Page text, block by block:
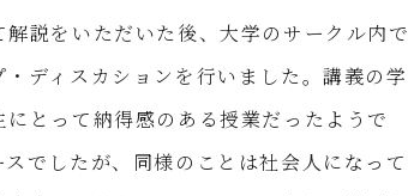
説をいただいた後、大学のサークル内で
ディスカションを行いました。講義の学
とって納得感のある授業だったようで
でしたが、同様のことは社会人になって